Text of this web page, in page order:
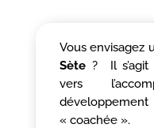
Vous envisagez
Sète? Il s’agit
vers
« coachée ».